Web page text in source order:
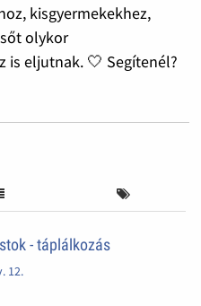
kisgyermekekhez,
olykor
is eljutnak. 🤍 Segítenél?
- táplálkozás
12.